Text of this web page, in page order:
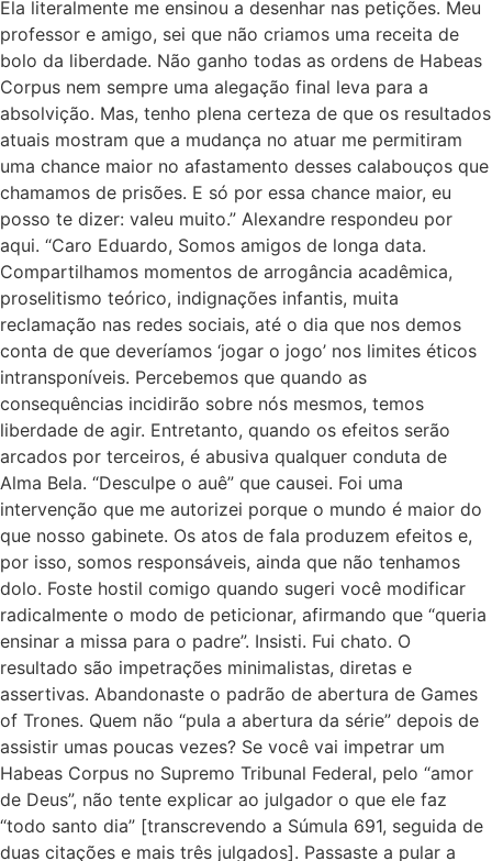
Ela literalmente me ensinou a desenhar nas petições. Meu
professor e amigo, sei que não criamos uma receita de
bolo da liberdade. Não ganho todas as ordens de Habeas
Corpus nem sempre uma alegação final leva para a
absolvição. Mas, tenho plena certeza de que os resultados
atuais mostram que a mudança no atuar me permitiram
uma chance maior no afastamento desses calabouços que
chamamos de prisões. E só por essa chance maior, eu
posso te dizer: valeu muito.” Alexandre respondeu por
aqui. “Caro Eduardo, Somos amigos de longa data.
Compartilhamos momentos de arrogância acadêmica,
proselitismo teórico, indignações infantis, muita
reclamação nas redes sociais, até o dia que nos demos
conta de que deveríamos ‘jogar o jogo’ nos limites éticos
intransponíveis. Percebemos que quando as
consequências incidirão sobre nós mesmos, temos
liberdade de agir. Entretanto, quando os efeitos serão
arcados por terceiros, é abusiva qualquer conduta de
Alma Bela. “Desculpe o auê” que causei. Foi uma
intervenção que me autorizei porque o mundo é maior do
que nosso gabinete. Os atos de fala produzem efeitos e,
por isso, somos responsáveis, ainda que não tenhamos
dolo. Foste hostil comigo quando sugeri você modificar
radicalmente o modo de peticionar, afirmando que “queria
ensinar a missa para o padre”. Insisti. Fui chato. O
resultado são impetrações minimalistas, diretas e
assertivas. Abandonaste o padrão de abertura de Games
of Trones. Quem não “pula a abertura da série” depois de
assistir umas poucas vezes? Se você vai impetrar um
Habeas Corpus no Supremo Tribunal Federal, pelo “amor
de Deus”, não tente explicar ao julgador o que ele faz
“todo santo dia” [transcrevendo a Súmula 691, seguida de
duas citações e mais três julgados]. Passaste a pular a